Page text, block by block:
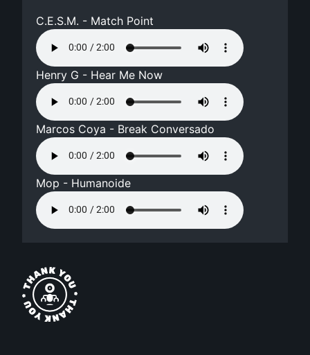
C.E.S.M. - Match Point
Henry G - Hear Me Now
Marcos Coya - Break Conversado
Mop - Humanoide